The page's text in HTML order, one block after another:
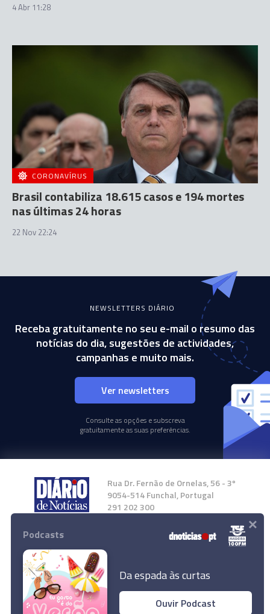
4 Abr 11:28
CORONAVÍRUS
Brasil contabiliza 18.615 casos e 194 mortes
nas últimas 24 horas
22 Nov 22:24
NEWSLETTERS DIÁRIO
Receba gratuitamente no seu e-mail o resumo das
notícias do dia, sugestões de actividades,
campanhas e muito mais.
Ver newsletters
Consulte as opções e subscreva
gratuitamente as suas preferências.
Rua Dr. Fernão de Ornelas, 56 - 3º
9054-514 Funchal, Portugal
291 202 300
Instale a nossa App
Podcasts
Da espada às curtas
Ouvir Podcast
×